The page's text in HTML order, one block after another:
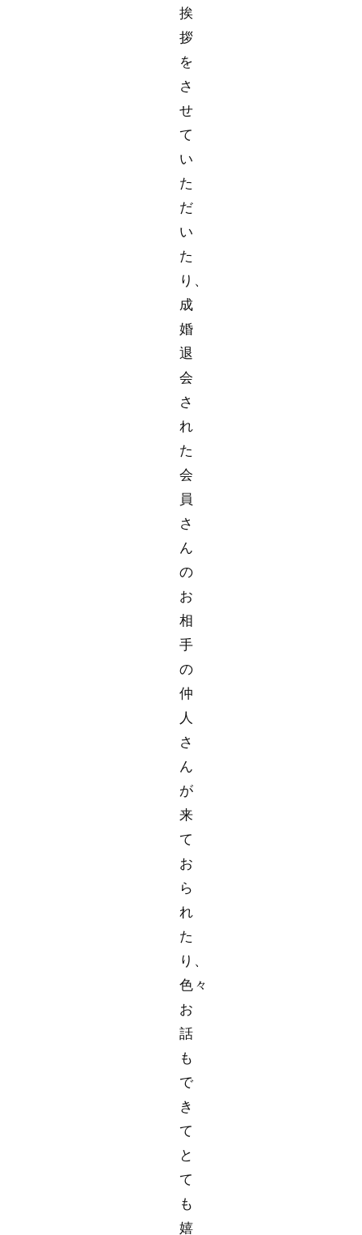
挨
拶
を
さ
せ
て
い
た
だ
い
た
り、
成
婚
退
会
さ
れ
た
会
員
さ
ん
の
お
相
手
の
仲
人
さ
ん
が
来
て
お
ら
れ
た
り、
色々
お
話
も
で
き
て
と
て
も
嬉